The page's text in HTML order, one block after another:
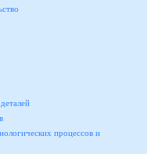
процессов и